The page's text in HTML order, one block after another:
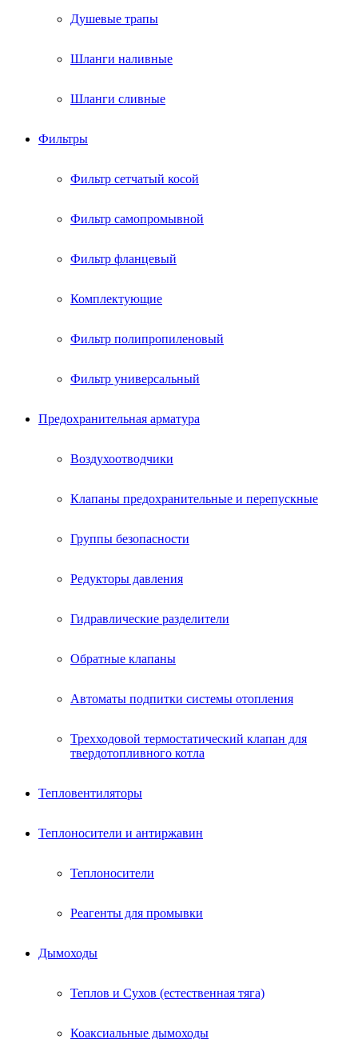
Душевые трапы
Шланги наливные
Шланги сливные
Фильтры
Фильтр сетчатый косой
Фильтр самопромывной
Фильтр фланцевый
Комплектующие
Фильтр полипропиленовый
Фильтр универсальный
Предохранительная арматура
Воздухоотводчики
Клапаны предохранительные и перепускные
Группы безопасности
Редукторы давления
Гидравлические разделители
Обратные клапаны
Автоматы подпитки системы отопления
Трехходовой термостатический клапан для
твердотопливного котла
Тепловентиляторы
Теплоносители и антиржавин
Теплоносители
Реагенты для промывки
Дымоходы
Теплов и Сухов (естественная тяга)
Коаксиальные дымоходы